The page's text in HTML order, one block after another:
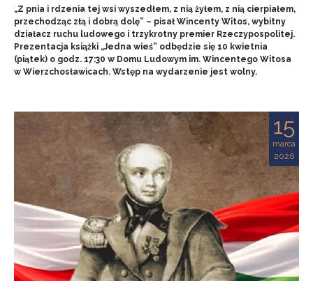
„Z pnia i rdzenia tej wsi wyszedłem, z nią żyłem, z nią cierpiałem,
przechodząc złą i dobrą dolę” – pisał Wincenty Witos, wybitny
działacz ruchu ludowego i trzykrotny premier Rzeczypospolitej.
Prezentacja książki „Jedna wieś” odbędzie się 10 kwietnia
(piątek) o godz. 17:30 w Domu Ludowym im. Wincentego Witosa
w Wierzchosławicach. Wstęp na wydarzenie jest wolny.
15
marca
2026